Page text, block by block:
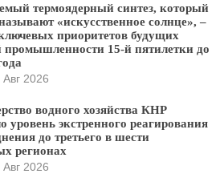
термоядерный синтез, который
«искусственное солнце», –
приоритетов будущих
промышленности 15-й пятилетки до
Авг 2026
водного хозяйства КНР
уровень экстренного реагирования
до третьего в шести
регионах
Авг 2026